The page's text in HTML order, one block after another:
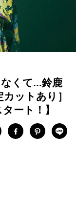
くて...鈴鹿
ットあり］
ート！】